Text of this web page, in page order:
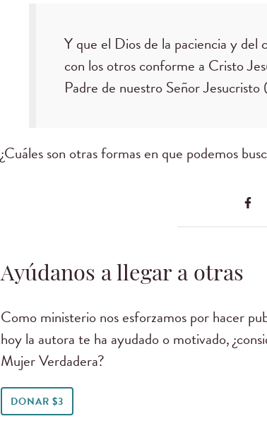
Y que el Dios de la paciencia y del
con los otros conforme a Cristo
Padre de nuestro Señor
¿Cuáles son otras formas en que podemos
Ayúdanos a llegar a otras
Como ministerio nos esforzamos por hacer
hoy la autora te ha ayudado o motivado,
Mujer Verdadera?
DONAR $3